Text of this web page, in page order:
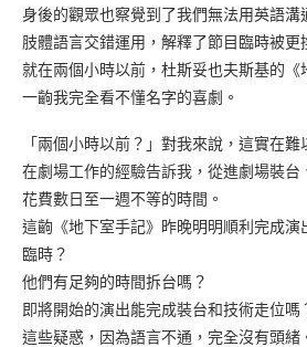
身後的觀眾也察覺到了我們無法用英語
肢體語言交錯運用，解釋了節目臨時被更
就在兩個小時以前，杜斯妥也夫斯基的《
一齣我完全看不懂名字的喜劇。
「兩個小時以前？」對我來說，這實在難
在劇場工作的經驗告訴我，從進劇場裝
花費數日至一週不等的時間。
這齣《地下室手記》昨晚明明順利完成
臨時？
他們有足夠的時間拆台嗎？
即將開始的演出能完成裝台和技術走位嗎
這些疑惑，因為語言不通，完全沒有頭緒